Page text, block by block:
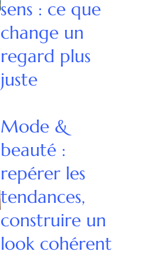
sens : ce que
change un
regard plus
juste
Mode &
beauté :
repérer les
tendances,
construire un
look cohérent